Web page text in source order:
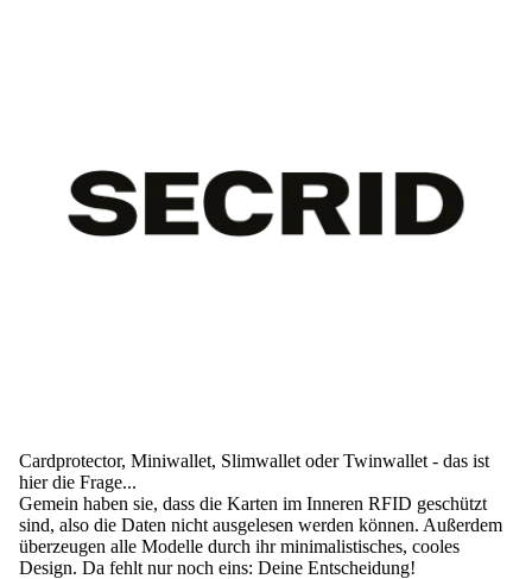
Cardprotector, Miniwallet, Slimwallet oder Twinwallet - das ist
hier die Frage...
Gemein haben sie, dass die Karten im Inneren RFID geschützt
sind, also die Daten nicht ausgelesen werden können. Außerdem
überzeugen alle Modelle durch ihr minimalistisches, cooles
Design. Da fehlt nur noch eins: Deine Entscheidung!